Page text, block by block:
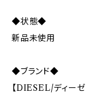
◆状態◆
新品未使用
◆ブランド◆
【DIESEL/ディーゼ